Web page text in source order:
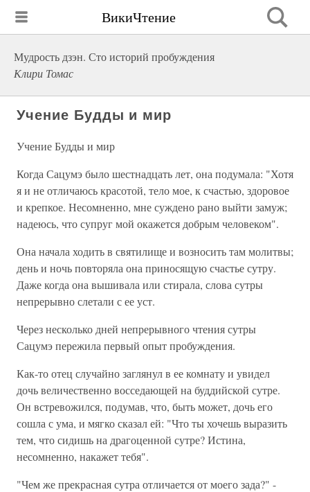
ВикиЧтение
Мудрость дзэн. Сто историй пробуждения
Клири Томас
Учение Будды и мир
Учение Будды и мир
Когда Сацумэ было шестнадцать лет, она подумала: "Хотя
я и не отличаюсь красотой, тело мое, к счастью, здоровое
и крепкое. Несомненно, мне суждено рано выйти замуж;
надеюсь, что супруг мой окажется добрым человеком".
Она начала ходить в святилище и возносить там молитвы;
день и ночь повторяла она приносящую счастье сутру.
Даже когда она вышивала или стирала, слова сутры
непрерывно слетали с ее уст.
Через несколько дней непрерывного чтения сутры
Сацумэ пережила первый опыт пробуждения.
Как-то отец случайно заглянул в ее комнату и увидел
дочь величественно восседающей на буддийской сутре.
Он встревожился, подумав, что, быть может, дочь его
сошла с ума, и мягко сказал ей: "Что ты хочешь выразить
тем, что сидишь на драгоценной сутре? Истина,
несомненно, накажет тебя".
"Чем же прекрасная сутра отличается от моего зада?" -